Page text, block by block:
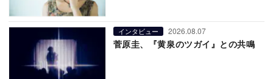
インタビュー 2026.08.07
菅原圭、『黄泉のツガイ』との共鳴